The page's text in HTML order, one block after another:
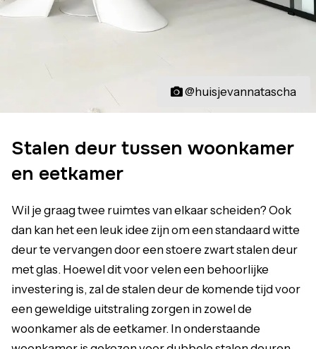
@huisjevannatascha
Stalen deur tussen woonkamer
en eetkamer
Wil je graag twee ruimtes van elkaar scheiden? Ook
dan kan het een leuk idee zijn om een standaard witte
deur te vervangen door een stoere zwart stalen deur
met glas. Hoewel dit voor velen een behoorlijke
investering is, zal de stalen deur de komende tijd voor
een geweldige uitstraling zorgen in zowel de
woonkamer als de eetkamer. In onderstaande